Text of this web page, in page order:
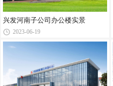
兴发河南子公司办公楼实景
2023-06-19